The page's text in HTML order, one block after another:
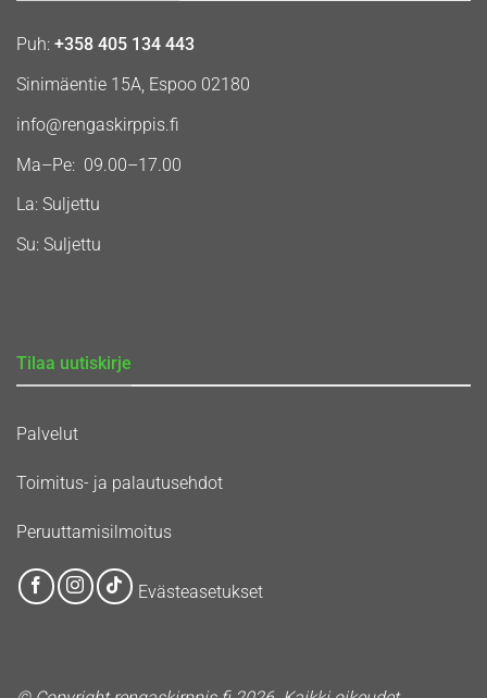
Puh: +358 405 134 443
Sinimäentie 15A, Espoo 02180
info@rengaskirppis.fi
Ma–Pe: 09.00–17.00
La: Suljettu
Su: Suljettu
Tilaa uutiskirje
Palvelut
Toimitus- ja palautusehdot
Peruuttamisilmoitus
Evästeasetukset